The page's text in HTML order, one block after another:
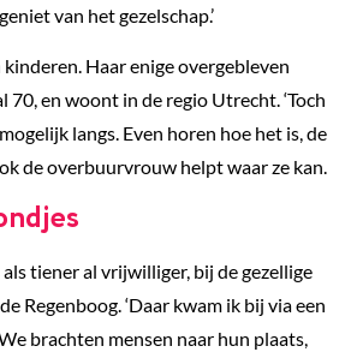
van het gezelschap.’
Haar enige overgebleven
70, en woont in de regio Utrecht. ‘Toch
langs. Even horen hoe het is, de
de overbuurvrouw helpt waar ze kan.
als tiener al vrijwilliger, bij de gezellige
Regenboog. ‘Daar kwam ik bij via een
brachten mensen naar hun plaats,